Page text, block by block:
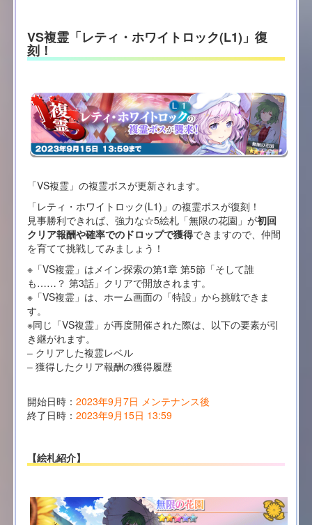
VS複霊「レティ・ホワイトロック(L1)」復
刻！
「VS複霊」の複霊ボスが更新されます。
「レティ・ホワイトロック(L1)」の複霊ボスが復刻！
見事勝利できれば、強力な☆5絵札「無限の花園」が初回
クリア報酬や確率でのドロップで獲得できますので、仲間
を育てて挑戦してみましょう！
※「VS複霊」はメイン探索の第1章 第5節「そして誰
も……？ 第3話」クリアで開放されます。
※「VS複霊」は、ホーム画面の「特設」から挑戦できま
す。
※同じ「VS複霊」が再度開催された際は、以下の要素が引
き継がれます。
– クリアした複霊レベル
– 獲得したクリア報酬の獲得履歴
開始日時： 2023年9月7日 メンテナンス後
終了日時： 2023年9月15日 13:59
【絵札紹介】